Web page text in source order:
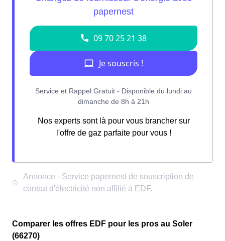
Nos experts sont là pour vous brancher sur
l'offre de gaz parfaite pour vous !
Comparer les offres EDF pour les pros au Soler
(66270)